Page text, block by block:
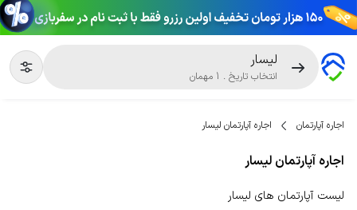
لیسار
انتخاب تاریخ .
1 مهمان
اجاره آپارتمان اجاره آپارتمان لیسار
اجاره آپارتمان لیسار
لیست آپارتمان های لیسار